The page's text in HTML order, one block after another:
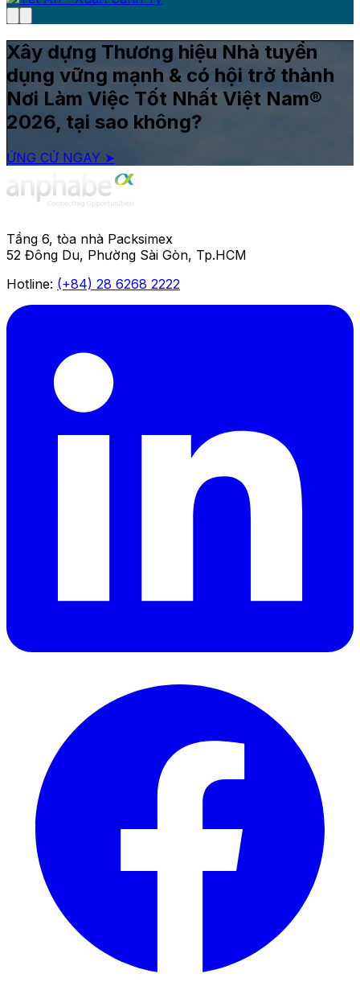
Xây dựng Thương hiệu Nhà tuyển
dụng vững mạnh & có hội trở thành
Nơi Làm Việc Tốt Nhất Việt Nam®
2026, tại sao không?
ỨNG CỬ NGAY ➤
Tầng 6, tòa nhà Packsimex
52 Đông Du, Phường Sài Gòn, Tp.HCM
Hotline: (+84) 28 6268 2222